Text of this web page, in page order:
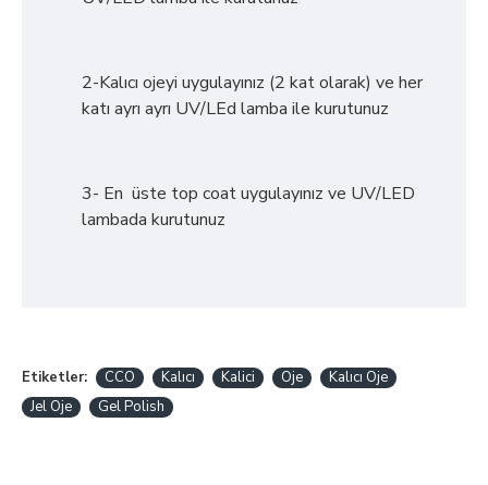
2-Kalıcı ojeyi uygulayınız (2 kat olarak) ve her
katı ayrı ayrı UV/LEd lamba ile kurutunuz
3- En üste top coat uygulayınız ve UV/LED
lambada kurutunuz
Etiketler: CCO Kalıcı Kalici Oje
Kalıcı Oje
Jel Oje
Gel Polish